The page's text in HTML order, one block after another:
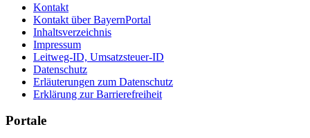
Kontakt
Kontakt über BayernPortal
Inhaltsverzeichnis
Impressum
Leitweg-ID, Umsatzsteuer-ID
Datenschutz
Erläuterungen zum Datenschutz
Erklärung zur Barrierefreiheit
Portale